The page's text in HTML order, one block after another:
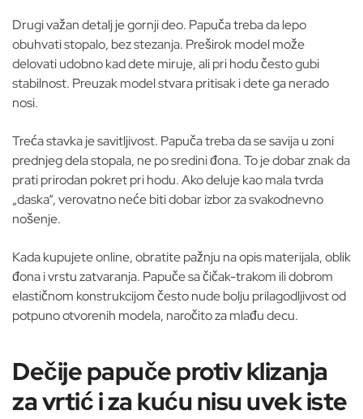
Drugi važan detalj je gornji deo. Papuča treba da lepo
obuhvati stopalo, bez stezanja. Preširok model može
delovati udobno kad dete miruje, ali pri hodu često gubi
stabilnost. Preuzak model stvara pritisak i dete ga nerado
nosi.
Treća stavka je savitljivost. Papuča treba da se savija u zoni
prednjeg dela stopala, ne po sredini đona. To je dobar znak da
prati prirodan pokret pri hodu. Ako deluje kao mala tvrda
„daska“, verovatno neće biti dobar izbor za svakodnevno
nošenje.
Kada kupujete online, obratite pažnju na opis materijala, oblik
đona i vrstu zatvaranja. Papuče sa čičak-trakom ili dobrom
elastičnom konstrukcijom često nude bolju prilagodljivost od
potpuno otvorenih modela, naročito za mlađu decu.
Dečije papuče protiv klizanja
za vrtić i za kuću nisu uvek iste